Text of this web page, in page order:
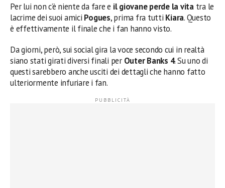
Per lui non c’è niente da fare e il giovane perde la vitatra le
lacrime dei suoi amici Pogues, prima fra tutti Kiara. Questo
è effettivamente il finale che i fan hanno visto.
Da giorni, però, sui social gira la voce secondo cui in realtà
siano stati girati diversi finali per Outer Banks 4. Su uno di
questi sarebbero anche usciti dei dettagli che hanno fatto
ulteriormente infuriare i fan.